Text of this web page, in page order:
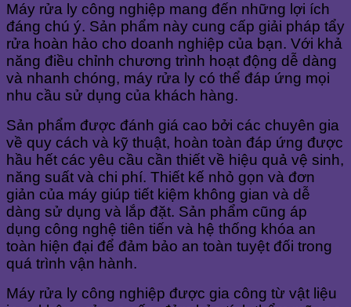
Máy rửa ly công nghiệp mang đến những lợi ích
đáng chú ý. Sản phẩm này cung cấp giải pháp tẩy
rửa hoàn hảo cho doanh nghiệp của bạn. Với khả
năng điều chỉnh chương trình hoạt động dễ dàng
và nhanh chóng, máy rửa ly có thể đáp ứng mọi
nhu cầu sử dụng của khách hàng.
Sản phẩm được đánh giá cao bởi các chuyên gia
về quy cách và kỹ thuật, hoàn toàn đáp ứng được
hầu hết các yêu cầu cần thiết về hiệu quả vệ sinh,
năng suất và chi phí. Thiết kế nhỏ gọn và đơn
giản của máy giúp tiết kiệm không gian và dễ
dàng sử dụng và lắp đặt. Sản phẩm cũng áp
dụng công nghệ tiên tiến và hệ thống khóa an
toàn hiện đại để đảm bảo an toàn tuyệt đối trong
quá trình vận hành.
Máy rửa ly công nghiệp được gia công từ vật liệu